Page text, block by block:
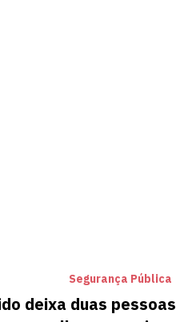
Segurança Pública
deixa duas pessoas